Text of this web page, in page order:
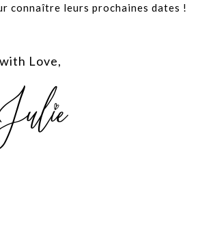
connaître leurs prochaines dates !
with Love,